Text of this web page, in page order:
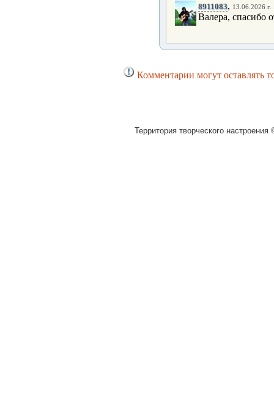
8911083, 13.06.2026 г.
Валера, спасибо
Комментарии могут оставлять
Территория творческого